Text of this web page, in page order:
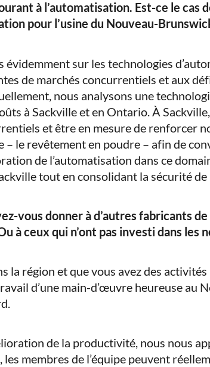
à l’automatisation. Est-ce le cas
pour l’usine du Nouveau-
évidemment sur les technologies
de marchés concurrentiels et aux
nous analysons une
à Sackville et en Ontario. À
et être en mesure de renforcer
– le revêtement en poudre – afin de
de l’automatisation dans ce
tout en consolidant la sécurité
vous donner à d’autres fabricants
à ceux qui n’ont pas investi dans les
la région et que vous avez des
d’une main-d’œuvre heureuse au
de la productivité, nous nous
membres de l’équipe peuvent